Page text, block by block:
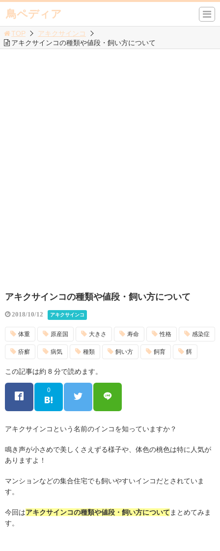
鳥ペディア
TOP
アキクサインコ
アキクサインコの種類や値段・飼い方について
アキクサインコの種類や値段・飼い方について
2018/10/12 アキクサインコ
体重 原産国 大きさ 寿命 性格 感染症
疥癬 病気 種類 飼い方 飼育 餌
この記事は約 8 分で読めます。
0
アキクサインコという名前のインコを知っていますか？
鳴き声が小さめで美しくさえずる様子や、体色の桃色は特に人気が
ありますよ！
マンションなどの集合住宅でも飼いやすいインコだとされていま
す。
今回はアキクサインコの種類や値段・飼い方について まとめてみま
す。